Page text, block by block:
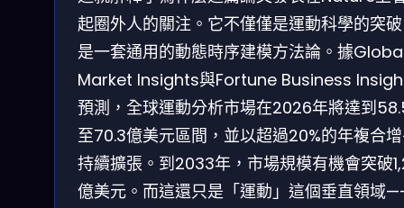
起圈外人的關注。它不僅僅是運動科學的突
是一套通用的動態時序建模方法論。據
Market Insights與Fortune Business
預測，全球運動分析市場在2026年將達到
至70.3億美元區間，並以超過20%的年複合
持續擴張。到2033年，市場規模有機會突破
億美元。而這還只是「運動」這個垂直領域